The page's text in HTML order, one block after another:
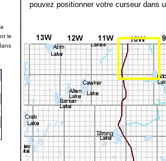
le
pouvez positionner votre curseur dans